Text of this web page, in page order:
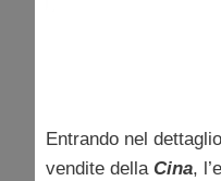
Entrando nel
vendite della Cina,